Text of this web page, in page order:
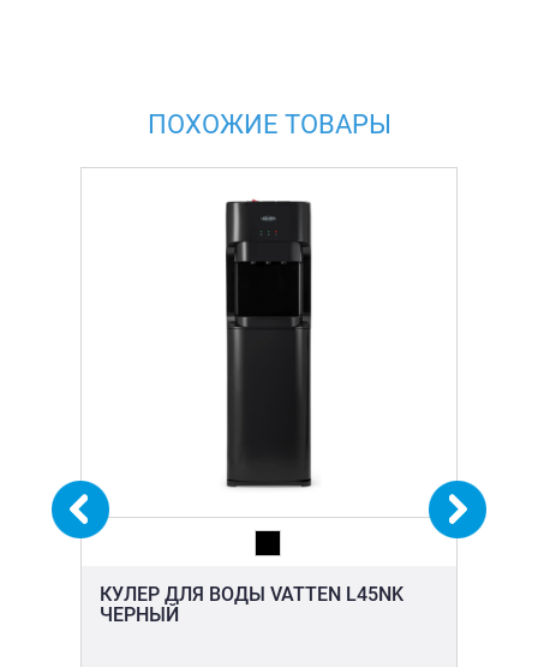
ПОХОЖИЕ ТОВАРЫ
КУЛЕР ДЛЯ ВОДЫ VATTEN L45NK
ЧЕРНЫЙ